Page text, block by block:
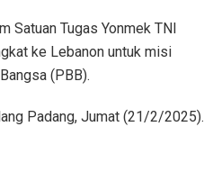
Satuan Tugas Yonmek TNI
ke Lebanon untuk misi
(PBB).
Padang, Jumat (21/2/2025).